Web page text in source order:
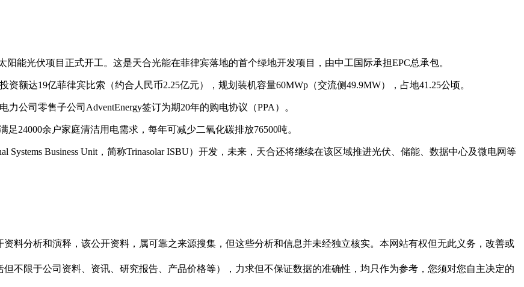
能光伏项目正式开工。这是天合光能在菲律宾落地的首个绿地开发项目，由中工国际承担EPC总承包。
额达19亿菲律宾比索（约合人民币2.25亿元），规划装机容量60MWp（交流侧49.9MW），占地41.25公顷。
公司零售子公司AdventEnergy签订为期20年的购电协议（PPA）。
24000余户家庭清洁用电需求，每年可减少二氧化碳排放76500吨。
Systems Business Unit，简称Trinasolar ISBU）开发，未来，天合还将继续在该区域推进光伏、储能、数据中心及微电网等
资料分析和演释，该公开资料，属可靠之来源搜集，但这些分析和信息并未经独立核实。本网站有权但无此义务，改善或
但不限于公司资料、资讯、研究报告、产品价格等），力求但不保证数据的准确性，均只作为参考，您须对您自主决定的